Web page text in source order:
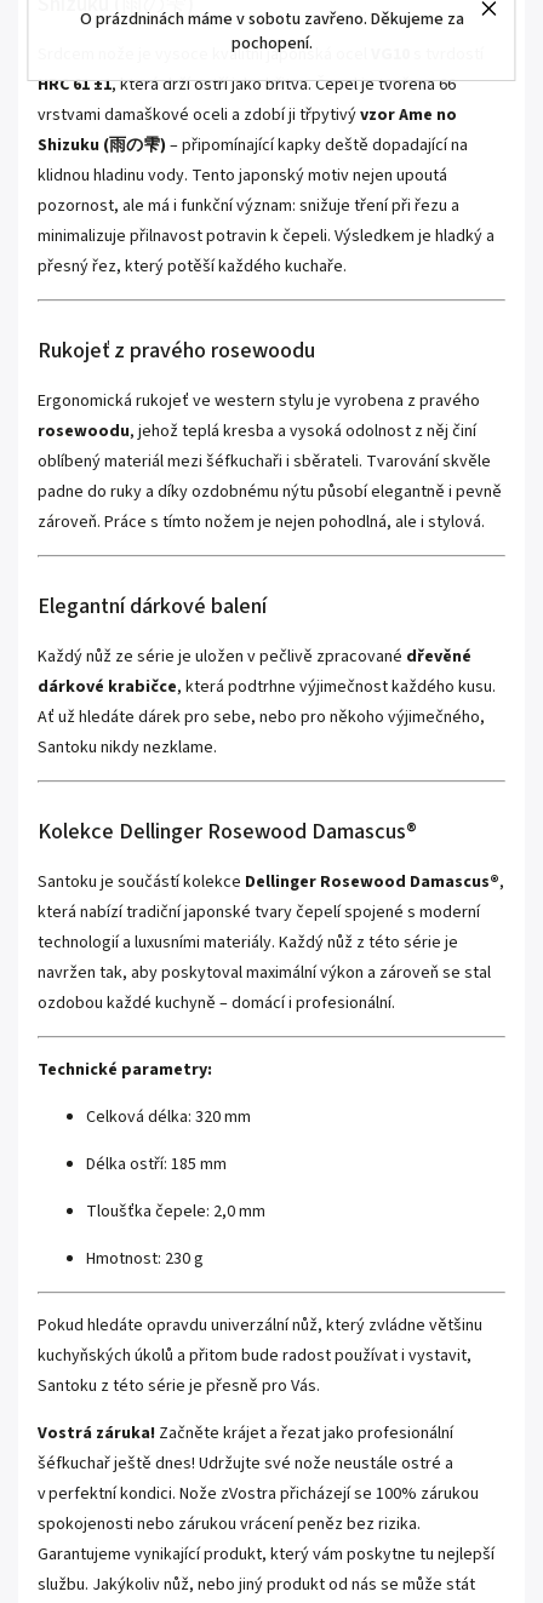
O prázdninách máme v sobotu zavřeno. Děkujeme za
pochopení.
Srdcem nože je vysoce kvalitní japonská ocel
HRC 61 ±1, která drží ostří jako břitva. Čepel je tvořena 66
vrstvami damaškové oceli a zdobí ji třpytivývzor Ame no
Shizuku (雨の雫) – připomínající kapky deště dopadající na
klidnou hladinu vody. Tento japonský motiv nejen upoutá
pozornost, ale má i funkční význam: snižuje tření při řezu a
minimalizuje přilnavost potravin k čepeli. Výsledkem je hladký a
přesný řez, který potěší každého kuchaře.
Rukojeť z pravého rosewoodu
Ergonomická rukojeť ve western stylu je vyrobena z pravého
rosewoodu, jehož teplá kresba a vysoká odolnost z něj činí
oblíbený materiál mezi šéfkuchaři i sběrateli. Tvarování skvěle
padne do ruky a díky ozdobnému nýtu působí elegantně i pevně
zároveň. Práce s tímto nožem je nejen pohodlná, ale i stylová.
Elegantní dárkové balení
Každý nůž ze série je uložen v pečlivě zpracované dřevěné
dárkové krabičce, která podtrhne výjimečnost každého kusu.
Ať už hledáte dárek pro sebe, nebo pro někoho výjimečného,
Santoku nikdy nezklame.
Kolekce Dellinger Rosewood Damascus®
Santoku je součástí kolekce Dellinger Rosewood Damascus®,
která nabízí tradiční japonské tvary čepelí spojené s moderní
technologií a luxusními materiály. Každý nůž z této série je
navržen tak, aby poskytoval maximální výkon a zároveň se stal
ozdobou každé kuchyně – domácí i profesionální.
Technické parametry:
Celková délka: 320 mm
Délka ostří: 185 mm
Tloušťka čepele: 2,0 mm
Hmotnost: 230 g
Pokud hledáte opravdu univerzální nůž, který zvládne většinu
kuchyňských úkolů a přitom bude radost používat i vystavit,
Santoku z této série je přesně pro Vás.
Vostrá záruka! Začněte krájet a řezat jako profesionální
šéfkuchař ještě dnes! Udržujte své nože neustále ostré a
v perfektní kondici. Nože zVostra přicházejí se 100% zárukou
spokojenosti nebo zárukou vrácení peněz bez rizika.
Garantujeme vynikající produkt, který vám poskytne tu nejlepší
službu. Jakýkoliv nůž, nebo jiný produkt od nás se může stát